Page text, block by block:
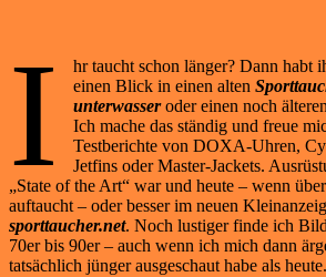
I
hr taucht schon länger? Dann habt
einen Blick in einen alten
unterwasseroder einen noch
Ich mache das ständig und freue
Testberichte von DOXA-Uhren,
Jetfins oder Master-Jackets.
„State of the Art“ war und heute – wenn
auftaucht – oder besser im neuen
sporttaucher.net. Noch lustiger finde ich
70er bis 90er – auch wenn ich mich dann
tatsächlich jünger ausgeschaut habe als heute.